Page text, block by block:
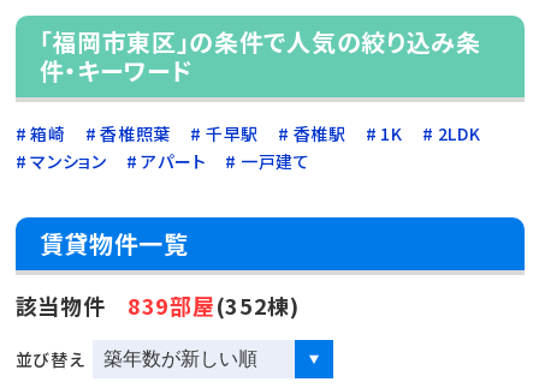
「福岡市東区」の条件で人気の絞り込み条
件・キーワード
箱崎 香椎照葉 千早駅 香椎駅 1K
2LDK
マンション
アパート 一戸建て
賃貸物件一覧
該当物件 839部屋(352棟)
並び替え